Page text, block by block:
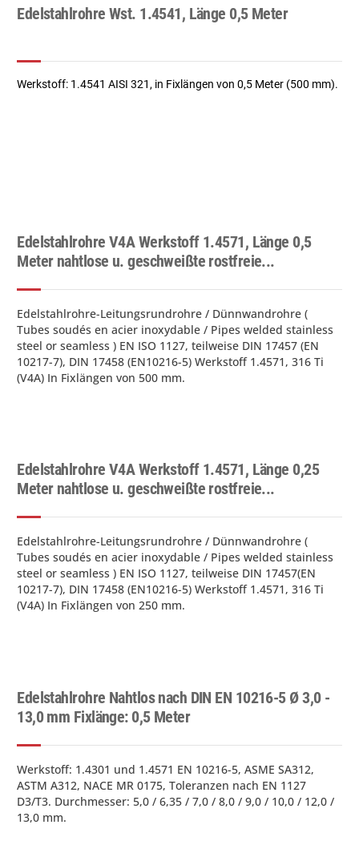
Edelstahlrohre Wst. 1.4541, Länge 0,5 Meter
Werkstoff: 1.4541 AISI 321, in Fixlängen von 0,5 Meter (500 mm).
Edelstahlrohre V4A Werkstoff 1.4571, Länge 0,5
Meter nahtlose u. geschweißte rostfreie...
Edelstahlrohre-Leitungsrundrohre / Dünnwandrohre (
Tubes soudés en acier inoxydable / Pipes welded stainless
steel or seamless ) EN ISO 1127, teilweise DIN 17457 (EN
10217-7), DIN 17458 (EN10216-5) Werkstoff 1.4571, 316 Ti
(V4A) In Fixlängen von 500 mm.
Edelstahlrohre V4A Werkstoff 1.4571, Länge 0,25
Meter nahtlose u. geschweißte rostfreie...
Edelstahlrohre-Leitungsrundrohre / Dünnwandrohre (
Tubes soudés en acier inoxydable / Pipes welded stainless
steel or seamless ) EN ISO 1127, teilweise DIN 17457(EN
10217-7), DIN 17458 (EN10216-5) Werkstoff 1.4571, 316 Ti
(V4A) In Fixlängen von 250 mm.
Edelstahlrohre Nahtlos nach DIN EN 10216-5 Ø 3,0 -
13,0 mm Fixlänge: 0,5 Meter
Werkstoff: 1.4301 und 1.4571 EN 10216-5, ASME SA312,
ASTM A312, NACE MR 0175, Toleranzen nach EN 1127
D3/T3. Durchmesser: 5,0 / 6,35 / 7,0 / 8,0 / 9,0 / 10,0 / 12,0 /
13,0 mm.